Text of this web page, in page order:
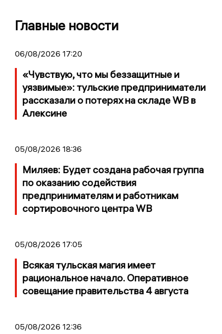
Главные новости
06/08/2026 17:20
«Чувствую, что мы беззащитные и
уязвимые»: тульские предприниматели
рассказали о потерях на складе WB в
Алексине
05/08/2026 18:36
Миляев: Будет создана рабочая группа
по оказанию содействия
предпринимателям и работникам
сортировочного центра WB
05/08/2026 17:05
Всякая тульская магия имеет
рациональное начало. Оперативное
совещание правительства 4 августа
05/08/2026 12:36